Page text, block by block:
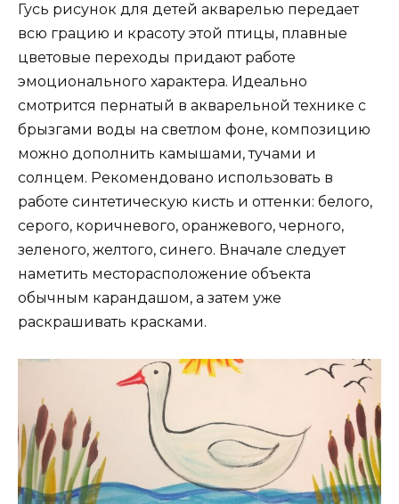
Гусь рисунок для детей акварелью передает
всю грацию и красоту этой птицы, плавные
цветовые переходы придают работе
эмоционального характера. Идеально
смотрится пернатый в акварельной технике с
брызгами воды на светлом фоне, композицию
можно дополнить камышами, тучами и
солнцем. Рекомендовано использовать в
работе синтетическую кисть и оттенки: белого,
серого, коричневого, оранжевого, черного,
зеленого, желтого, синего. Вначале следует
наметить месторасположение объекта
обычным карандашом, а затем уже
раскрашивать красками.